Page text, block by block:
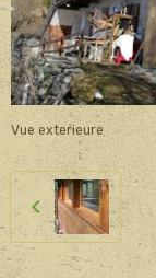
Vue exterieure